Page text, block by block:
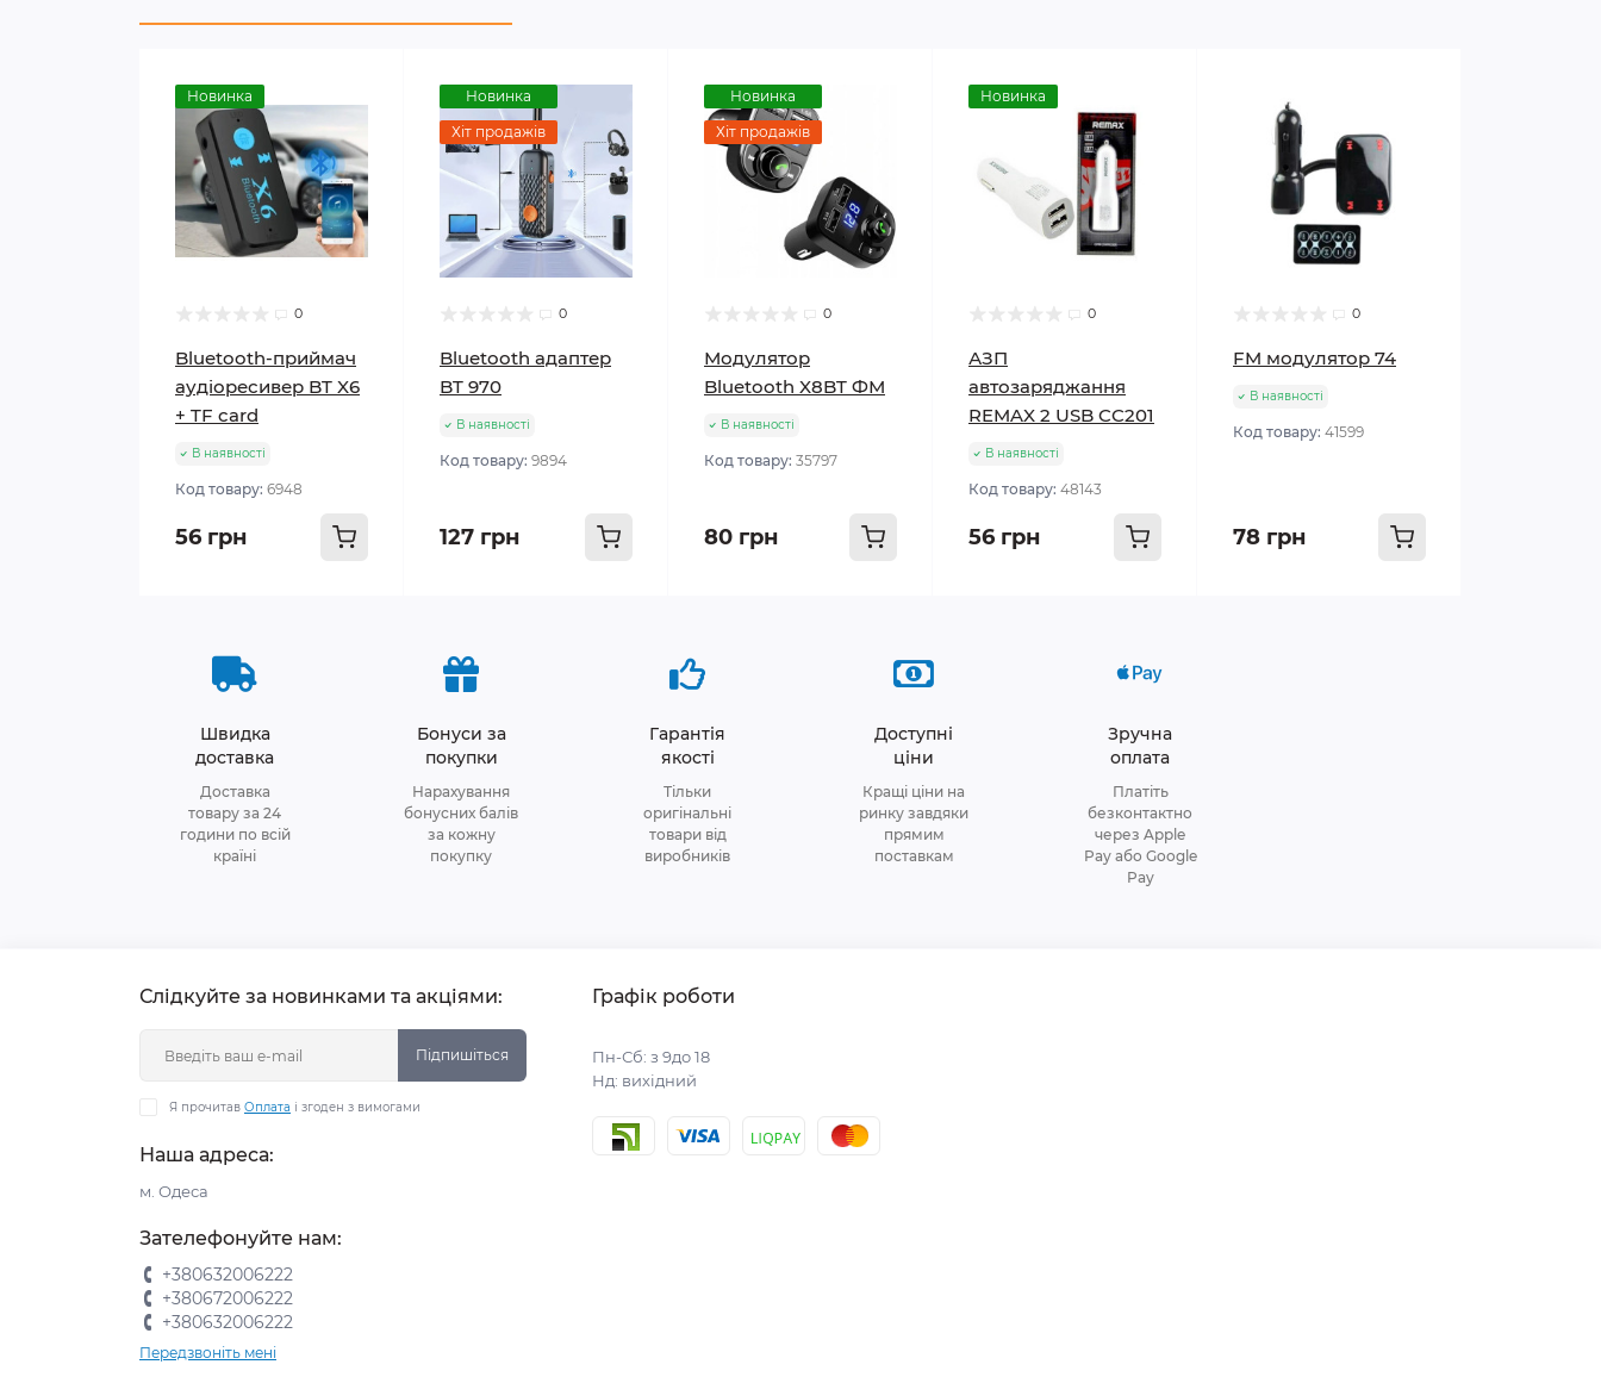
Новинка
0
Bluetooth-приймач
аудіоресивер BT X6
+ TF card
В наявності
Код товару: 6948
56 грн
Новинка
Хіт продажів
0
Bluetooth адаптер
BT 970
В наявності
Код товару: 9894
127 грн
Новинка
Хіт продажів
0
Модулятор
Bluetooth X8BT ФМ
В наявності
Код товару: 35797
80 грн
Новинка
0
АЗП
автозаряджання
REMAX 2 USB CC201
В наявності
Код товару: 48143
56 грн
0
FM модулятор 74
В наявності
Код товару: 41599
78 грн
Швидка
доставка
Доставка
товару за 24
години по всій
країні
Бонуси за
покупки
Нарахування
бонусних балів
за кожну
покупку
Гарантія
якості
Тільки
оригінальні
товари від
виробників
Доступні
ціни
Кращі ціни на
ринку завдяки
прямим
поставкам
Зручна
оплата
Платіть
безконтактно
через Apple
Pay або Google
Pay
Слідкуйте за новинками та акціями:
Підпишіться
Я прочитав Оплата і згоден з вимогами
Наша адреса:
м. Одеса
Зателефонуйте нам:
+380632006222
+380672006222
+380632006222
Передзвоніть мені
Графік роботи
Пн-Сб: з 9до 18
Нд: вихідний